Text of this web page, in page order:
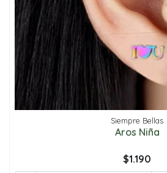
Siempre Bellas
Aros Niña
$1.190